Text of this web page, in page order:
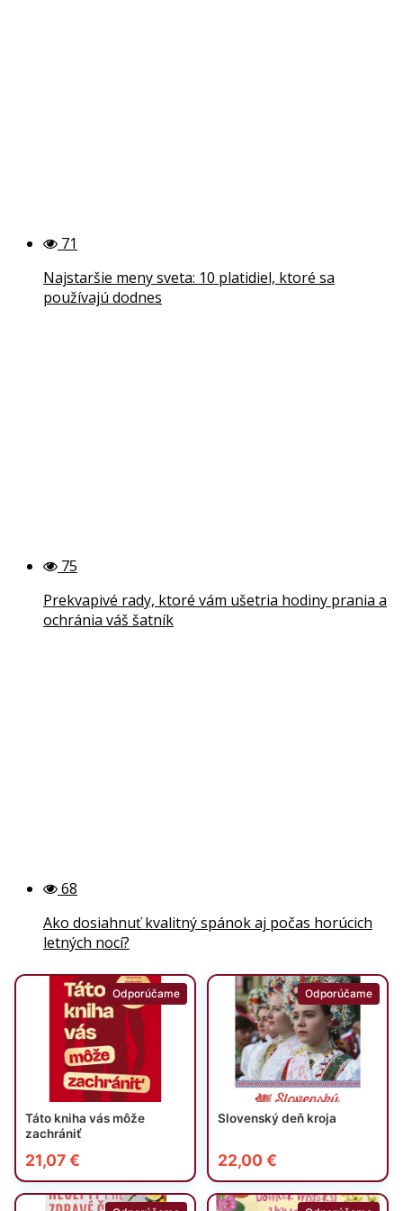
71
Najstaršie meny sveta: 10 platidiel, ktoré sa
používajú dodnes
75
Prekvapivé rady, ktoré vám ušetria hodiny prania a
ochránia váš šatník
68
Ako dosiahnuť kvalitný spánok aj počas horúcich
letných nocí?